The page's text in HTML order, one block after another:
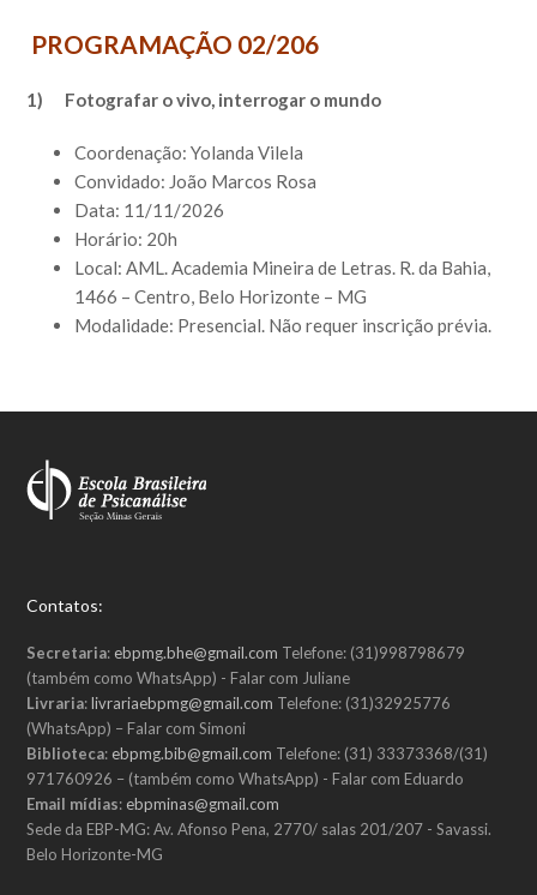
PROGRAMAÇÃO 02/206
1) Fotografar o vivo, interrogar o mundo
Coordenação: Yolanda Vilela
Convidado: João Marcos Rosa
Data: 11/11/2026
Horário: 20h
Local: AML. Academia Mineira de Letras. R. da Bahia,
1466 – Centro, Belo Horizonte – MG
Modalidade: Presencial. Não requer inscrição prévia.
Contatos:
Secretaria: ebpmg.bhe@gmail.com Telefone: (31)998798679
(também como WhatsApp) - Falar com Juliane
Livraria:livrariaebpmg@gmail.com Telefone: (31)32925776
(WhatsApp) – Falar com Simoni
Biblioteca: ebpmg.bib@gmail.com Telefone: (31) 33373368/(31)
971760926 – (também como WhatsApp) - Falar com Eduardo
Email mídias: ebpminas@gmail.com
Sede da EBP-MG: Av. Afonso Pena, 2770/ salas 201/207 - Savassi.
Belo Horizonte-MG